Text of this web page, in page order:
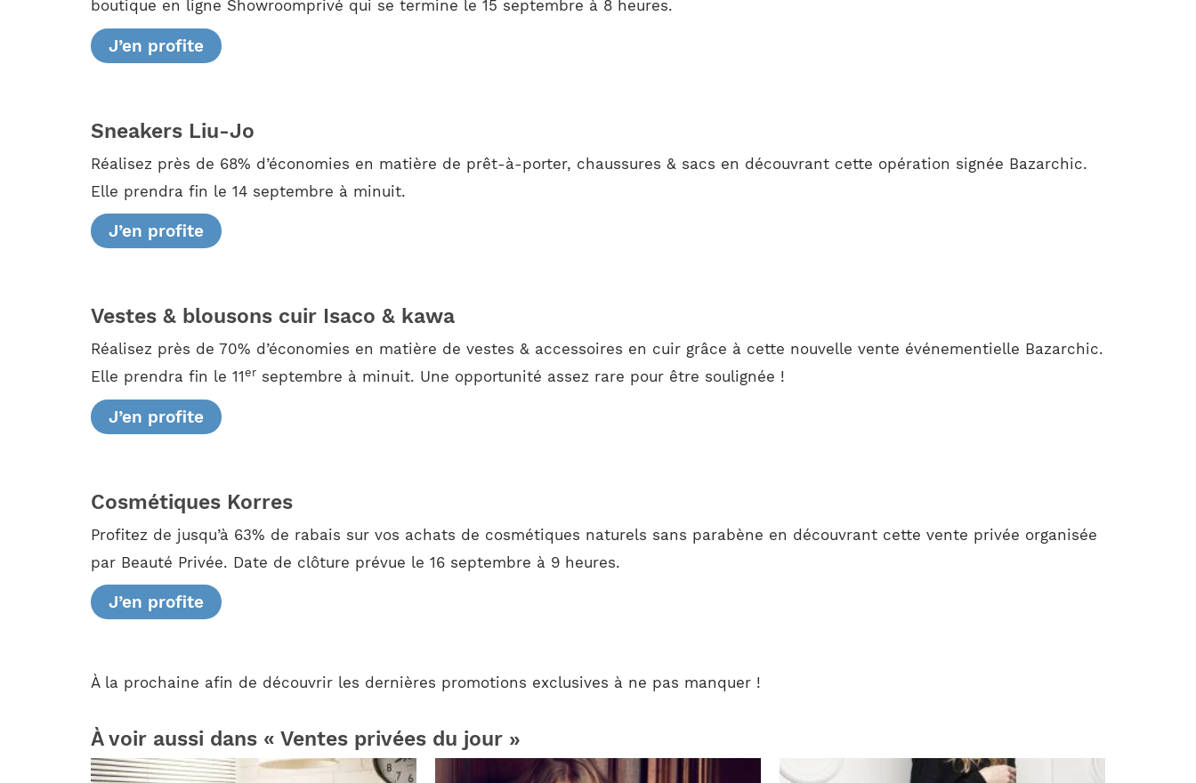
boutique en ligne Showroomprivé qui se termine le 15 septembre à 8 heures.
J’en profite
Sneakers Liu-Jo
Réalisez près de 68% d’économies en matière de prêt-à-porter, chaussures & sacs en découvrant cette opération signée Bazarchic.
Elle prendra fin le 14 septembre à minuit.
J’en profite
Vestes & blousons cuir Isaco & kawa
Réalisez près de 70% d’économies en matière de vestes & accessoires en cuir grâce à cette nouvelle vente événementielle Bazarchic.
Elle prendra fin le 11er septembre à minuit. Une opportunité assez rare pour être soulignée !
J’en profite
Cosmétiques Korres
Profitez de jusqu’à 63% de rabais sur vos achats de cosmétiques naturels sans parabène en découvrant cette vente privée organisée
par Beauté Privée. Date de clôture prévue le 16 septembre à 9 heures.
J’en profite
À la prochaine afin de découvrir les dernières promotions exclusives à ne pas manquer !
À voir aussi dans « Ventes privées du jour »